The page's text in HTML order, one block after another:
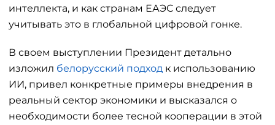
интеллекта, и как странам ЕАЭС следует
учитывать это в глобальной цифровой гонке.
В своем выступлении Президент детально
изложил белорусский подход к использованию
ИИ, привел конкретные примеры внедрения в
реальный сектор экономики и высказался о
необходимости более тесной кооперации в этой